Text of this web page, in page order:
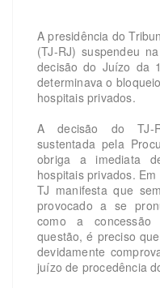
A presidência do
(TJ-RJ) suspendeu
decisão do Juízo da
determinava o
hospitais privados.
A decisão do TJ-
sustentada pela
obriga a imediata
hospitais privados.
TJ manifesta que
provocado a se
como a
questão, é preciso
devidamente
juízo de procedência